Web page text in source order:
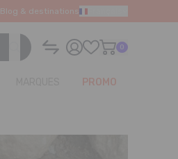
Blog & destinations
0
PROMO